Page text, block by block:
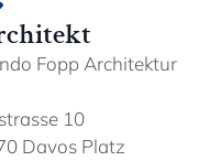
Fopp Architektur
10
Davos Platz